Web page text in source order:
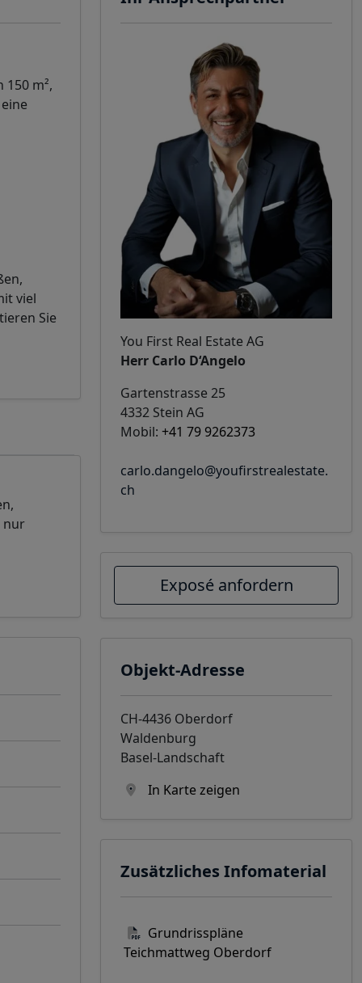
m²,
viel
Sie
nur
You First Real Estate AG
Herr Carlo D‘Angelo
Gartenstrasse 25
4332 Stein AG
Mobil: +41 79 9262373
carlo.dangelo@youfirstrealestate.
ch
Exposé anfordern
Objekt-Adresse
CH-4436 Oberdorf
Waldenburg
Basel-Landschaft
In Karte zeigen
Zusätzliches Infomaterial
Grundrisspläne
Teichmattweg Oberdorf